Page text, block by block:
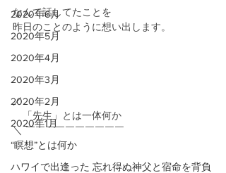
2020年6月
2020年5月
2020年4月
2020年3月
2020年2月
2020年1月
“瞑想”とは何か
ハワイで出逢った 忘れ得ぬ神父と宿命を背負
なんて話してたことを
昨日のことのように想い出します。
／
「先生」とは一体何か
＼ ￣￣￣￣￣￣￣￣￣￣